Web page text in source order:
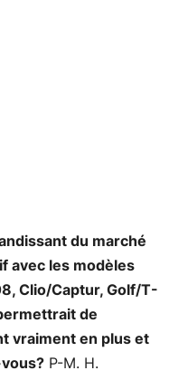
du marché
avec les modèles
Clio/Captur, Golf/T-
de
vraiment en plus et
P-M. H.